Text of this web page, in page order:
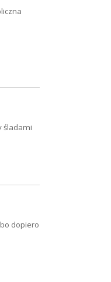
śladami
dopiero